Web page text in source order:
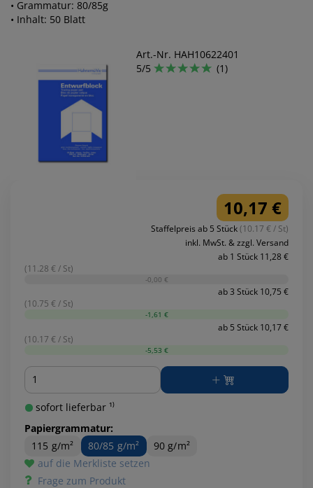
• Grammatur: 80/85g
• Inhalt: 50 Blatt
Art.-Nr. HAH10622401
5/5
(1)
10,17 €
Staffelpreis ab 5 Stück(10.17 € / St)
inkl. MwSt. & zzgl. Versand
ab 1 Stück 11,28 €
(11.28 € / St)
-0,00 €
ab 3 Stück 10,75 €
(10.75 € / St)
-1,61 €
ab 5 Stück 10,17 €
(10.17 € / St)
-5,53 €
Menge
sofort lieferbar ¹⁾
Papiergrammatur:
115 g/m²
80/85 g/m²
90 g/m²
auf die Merkliste setzen
Frage zum Produkt